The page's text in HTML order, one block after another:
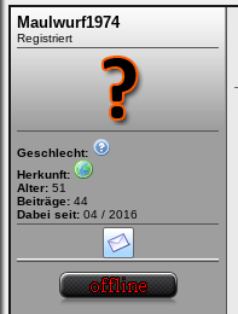
Maulwurf1974
Registriert
Geschlecht:
Herkunft:
Alter: 51
Beiträge: 44
Dabei seit: 04 / 2016